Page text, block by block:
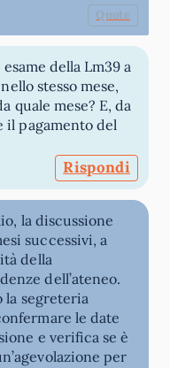
Quote
della Lm39 a
stesso mese,
quale mese? E, da
il pagamento del
Rispondi
la discussione
successivi, a
della
dell’ateneo.
la segreteria
le date
e verifica se è
per